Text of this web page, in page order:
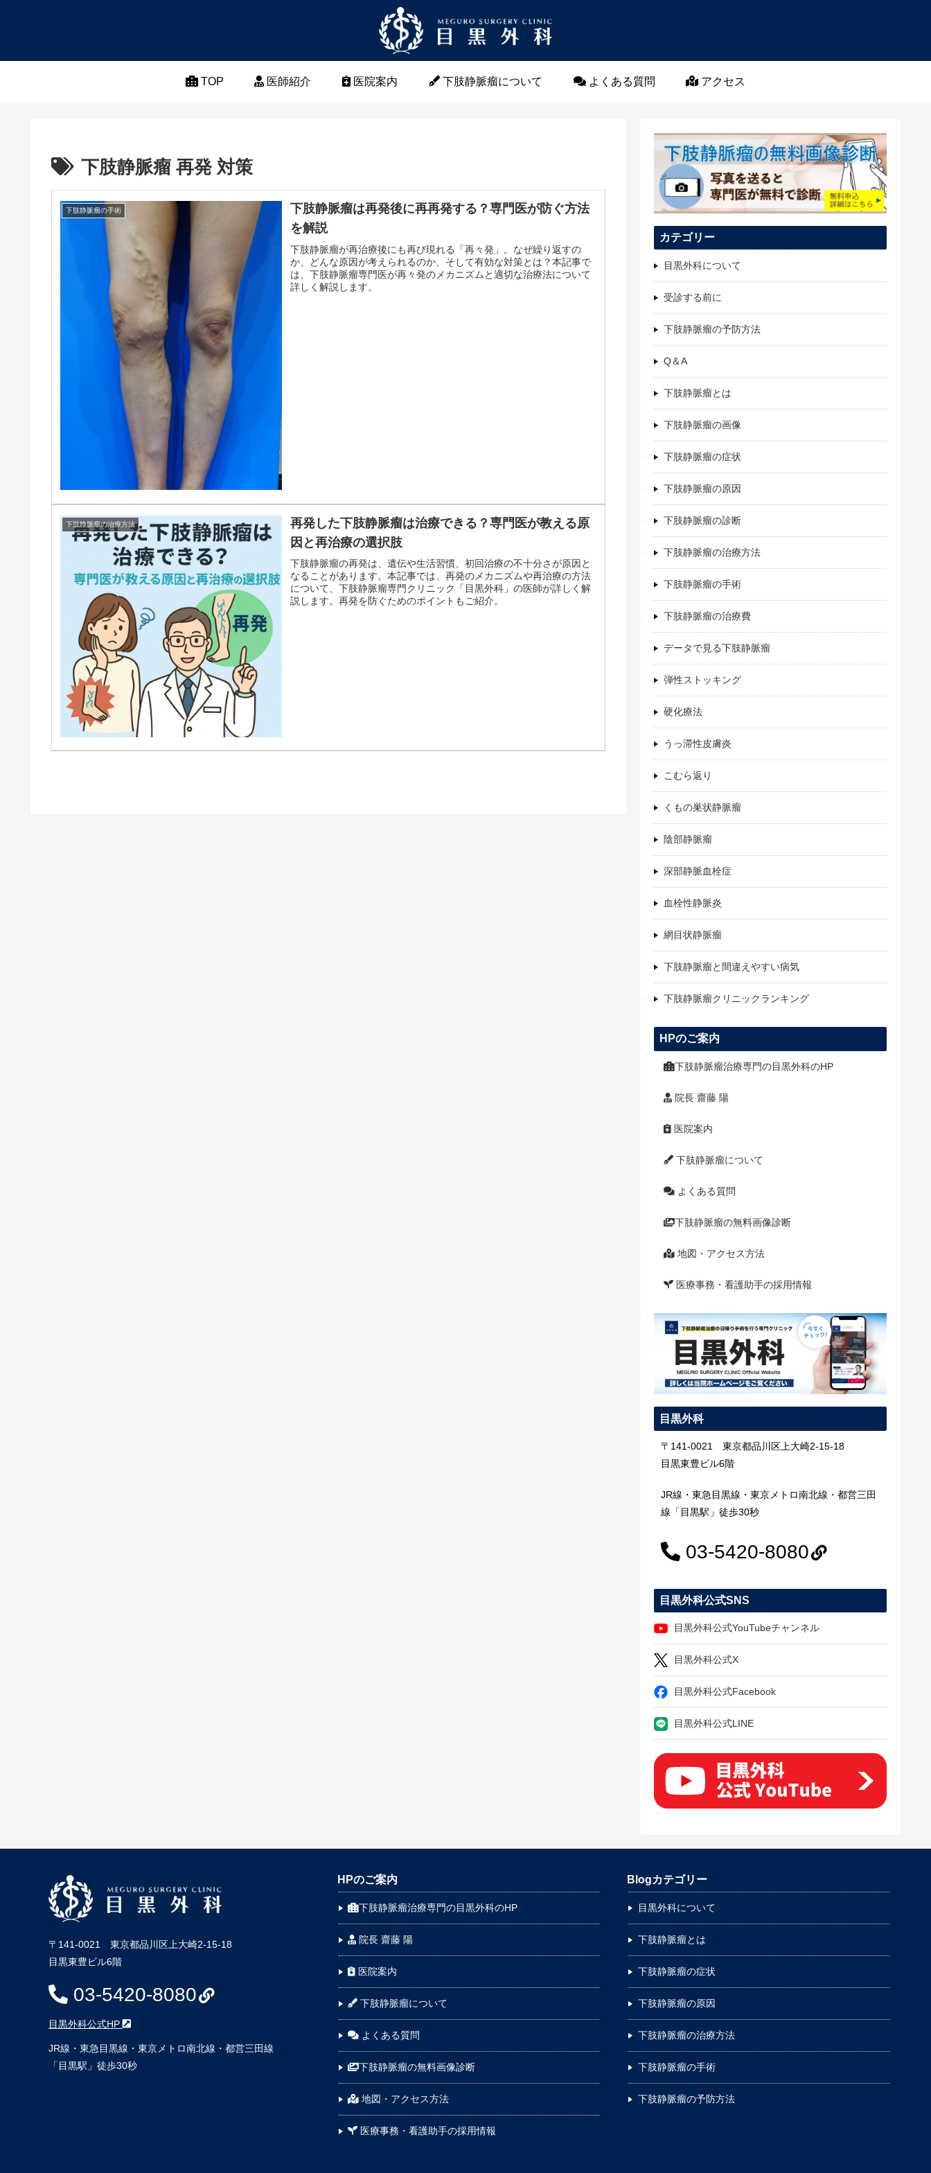
TOP 医師紹介 医院案内 下肢静脈瘤について よくある質問 アクセス
下肢静脈瘤 再発 対策
下肢静脈瘤の手術
下肢静脈瘤は再発後に再再発する？専門医が防ぐ方法
を解説
下肢静脈瘤が再治療後にも再び現れる「再々発」。なぜ繰り返すの
か、どんな原因が考えられるのか、そして有効な対策とは？本記事で
は、下肢静脈瘤専門医が再々発のメカニズムと適切な治療法について
詳しく解説します。
下肢静脈瘤の治療方法
再発した下肢静脈瘤は治療できる？専門医が教える原
因と再治療の選択肢
下肢静脈瘤の再発は、遺伝や生活習慣、初回治療の不十分さが原因と
なることがあります。本記事では、再発のメカニズムや再治療の方法
について、下肢静脈瘤専門クリニック「目黒外科」の医師が詳しく解
説します。再発を防ぐためのポイントもご紹介。
カテゴリー
目黒外科について
受診する前に
下肢静脈瘤の予防方法
Q＆A
下肢静脈瘤とは
下肢静脈瘤の画像
下肢静脈瘤の症状
下肢静脈瘤の原因
下肢静脈瘤の診断
下肢静脈瘤の治療方法
下肢静脈瘤の手術
下肢静脈瘤の治療費
データで見る下肢静脈瘤
弾性ストッキング
硬化療法
うっ滞性皮膚炎
こむら返り
くもの巣状静脈瘤
陰部静脈瘤
深部静脈血栓症
血栓性静脈炎
網目状静脈瘤
下肢静脈瘤と間違えやすい病気
下肢静脈瘤クリニックランキング
HPのご案内
下肢静脈瘤治療専門の目黒外科のHP
院長 齋藤 陽
医院案内
下肢静脈瘤について
よくある質問
下肢静脈瘤の無料画像診断
地図・アクセス方法
医療事務・看護助手の採用情報
目黒外科
〒141-0021 東京都品川区上大崎2-15-18
目黒東豊ビル6階
JR線・東急目黒線・東京メトロ南北線・都営三田
線「目黒駅」徒歩30秒
03-5420-8080
目黒外科公式SNS
目黒外科公式YouTubeチャンネル
目黒外科公式X
目黒外科公式Facebook
目黒外科公式LINE
〒141-0021 東京都品川区上大崎2-15-18
目黒東豊ビル6階
03-5420-8080
目黒外科公式HP
JR線・東急目黒線・東京メトロ南北線・都営三田線
「目黒駅」徒歩30秒
HPのご案内
下肢静脈瘤治療専門の目黒外科のHP
院長 齋藤 陽
医院案内
下肢静脈瘤について
よくある質問
下肢静脈瘤の無料画像診断
地図・アクセス方法
医療事務・看護助手の採用情報
Blogカテゴリー
目黒外科について
下肢静脈瘤とは
下肢静脈瘤の症状
下肢静脈瘤の原因
下肢静脈瘤の治療方法
下肢静脈瘤の手術
下肢静脈瘤の予防方法